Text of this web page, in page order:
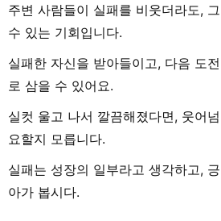
주변 사람들이 실패를 비웃더라도,
수 있는 기회입니다.
실패한 자신을 받아들이고, 다음 도
로 삼을 수 있어요.
실컷 울고 나서 깔끔해졌다면, 웃어
요할지 모릅니다.
실패는 성장의 일부라고 생각하고,
아가 봅시다.